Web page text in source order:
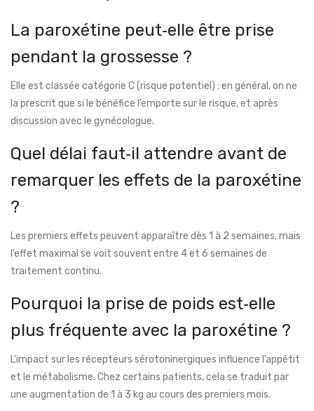
La paroxétine peut‑elle être prise
pendant la grossesse ?
Elle est classée catégorie C (risque potentiel) ; en général, on ne
la prescrit que si le bénéfice l’emporte sur le risque, et après
discussion avec le gynécologue.
Quel délai faut‑il attendre avant de
remarquer les effets de la paroxétine
?
Les premiers effets peuvent apparaître dès 1 à 2 semaines, mais
l’effet maximal se voit souvent entre 4 et 6 semaines de
traitement continu.
Pourquoi la prise de poids est‑elle
plus fréquente avec la paroxétine ?
L’impact sur les récepteurs sérotoninergiques influence l’appétit
et le métabolisme. Chez certains patients, cela se traduit par
une augmentation de 1 à 3 kg au cours des premiers mois.